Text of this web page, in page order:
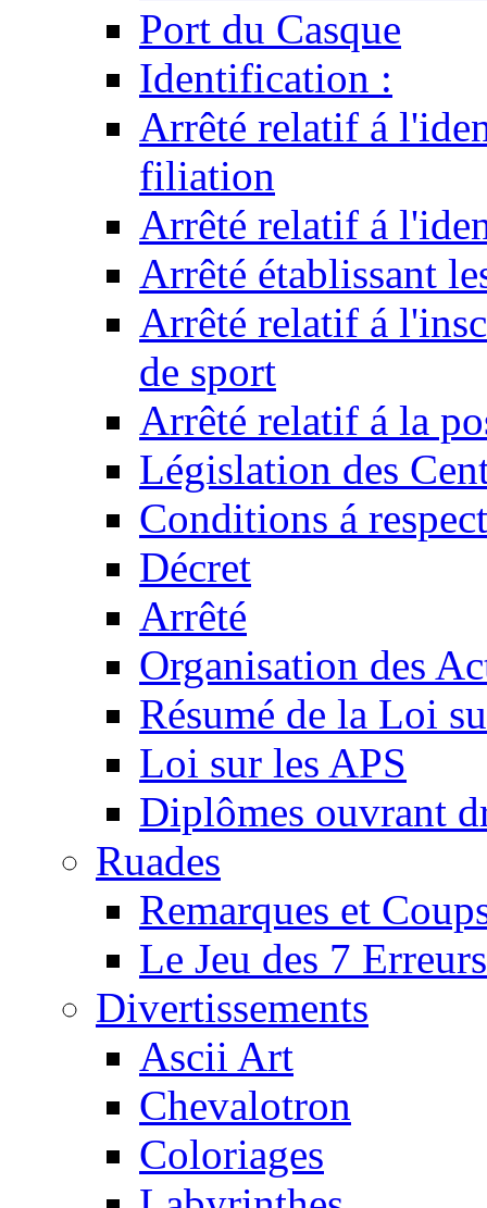
Port du Casque
Identification :
Arrêté relatif á
filiation
Arrêté relatif á
Arrêté établissant
Arrêté relatif á
de sport
Arrêté relatif á la
Législation des
Conditions á
Décret
Arrêté
Organisation des
Résumé de la Loi
Loi sur les APS
Diplômes ouvrant
Ruades
Remarques et
Le Jeu des 7 Erreurs
Divertissements
Ascii Art
Chevalotron
Coloriages